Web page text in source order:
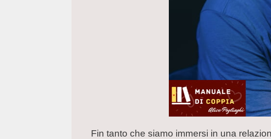
Fin tanto che siamo immersi in una